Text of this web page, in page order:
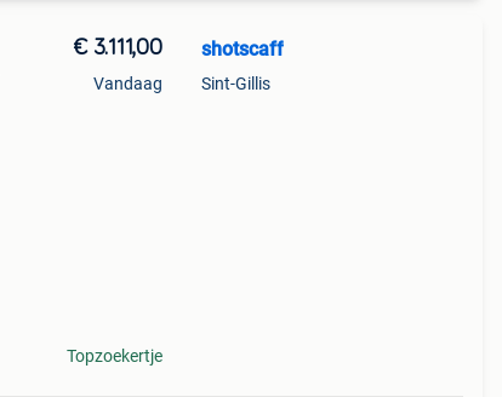
€ 3.111,00
Vandaag
Topzoekertje
shotscaff
Sint-Gillis